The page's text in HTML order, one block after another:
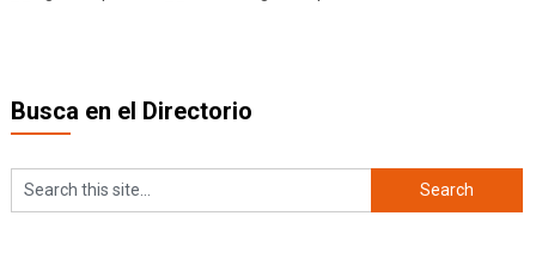
Busca en el Directorio